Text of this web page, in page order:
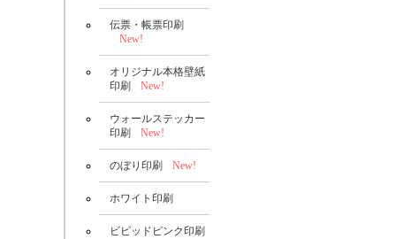
伝票・帳票印刷
New!
オリジナル本格壁紙
印刷
New!
ウォールステッカー
印刷
New!
のぼり印刷 New!
ホワイト印刷
ビビッドピンク印刷